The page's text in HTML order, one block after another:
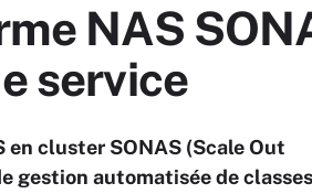
NAS
service
cluster SONAS (Scale Out
gestion automatisée de classes